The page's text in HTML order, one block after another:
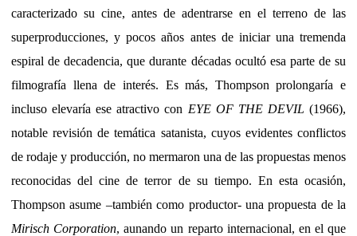
caracterizado su cine, antes de adentrarse en el terreno de las
superproducciones, y pocos años antes de iniciar una tremenda
espiral de decadencia, que durante décadas ocultó esa parte de su
filmografía llena de interés. Es más, Thompson prolongaría e
incluso elevaría ese atractivo con EYE OF THE DEVIL (1966),
notable revisión de temática satanista, cuyos evidentes conflictos
de rodaje y producción, no mermaron una de las propuestas menos
reconocidas del cine de terror de su tiempo. En esta ocasión,
Thompson asume –también como productor- una propuesta de la
Mirisch Corporation, aunando un reparto internacional, en el que